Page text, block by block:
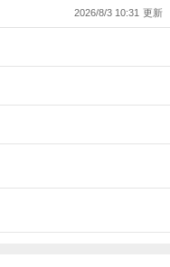
2026/8/3 10:31